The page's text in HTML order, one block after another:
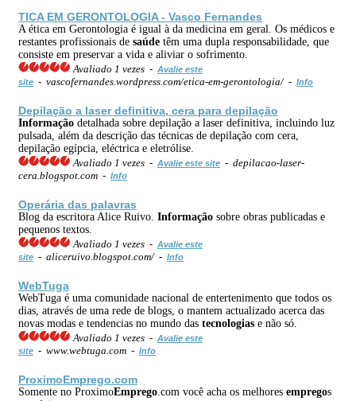
TICA EM GERONTOLOGIA - Vasco Fernandes
A ética em Gerontologia é igual à da medicina em geral. Os médicos e
restantes profissionais de saúde têm uma dupla responsabilidade, que
consiste em preservar a vida e aliviar o sofrimento.
Avaliado 1 vezes - Avalie este
site - vascofernandes.wordpress.com/etica-em-gerontologia/ - Info
Depilação a laser definitiva, cera para depilação
Informação detalhada sobre depilação a laser definitiva, incluindo luz
pulsada, além da descrição das técnicas de depilação com cera,
depilação egípcia, eléctrica e eletrólise.
Avaliado 1 vezes - Avalie este site - depilacao-laser-
cera.blogspot.com - Info
Operária das palavras
Blog da escritora Alice Ruivo. Informação sobre obras publicadas e
pequenos textos.
Avaliado 1 vezes - Avalie este
site - aliceruivo.blogspot.com/ - Info
WebTuga
WebTuga é uma comunidade nacional de entertenimento que todos os
dias, através de uma rede de blogs, o mantem actualizado acerca das
novas modas e tendencias no mundo das tecnologias e não só.
Avaliado 1 vezes - Avalie este
site - www.webtuga.com - Info
ProximoEmprego.com
Somente no ProximoEmprego .com você acha os melhores empregos